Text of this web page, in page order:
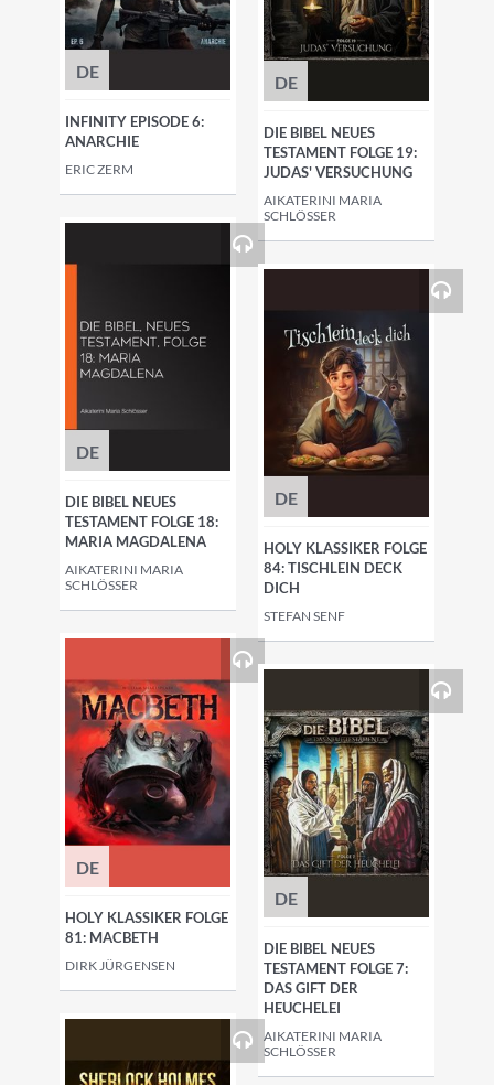
DE
INFINITY EPISODE 6:
ANARCHIE
ERIC ZERM
DE
DIE BIBEL NEUES
TESTAMENT FOLGE 19:
JUDAS' VERSUCHUNG
AIKATERINI MARIA
SCHLÖSSER
DE
DIE BIBEL NEUES
TESTAMENT FOLGE 18:
MARIA MAGDALENA
AIKATERINI MARIA
SCHLÖSSER
DE
HOLY KLASSIKER FOLGE
84: TISCHLEIN DECK
DICH
STEFAN SENF
DE
HOLY KLASSIKER FOLGE
81: MACBETH
DIRK JÜRGENSEN
DE
DIE BIBEL NEUES
TESTAMENT FOLGE 7:
DAS GIFT DER
HEUCHELEI
AIKATERINI MARIA
SCHLÖSSER